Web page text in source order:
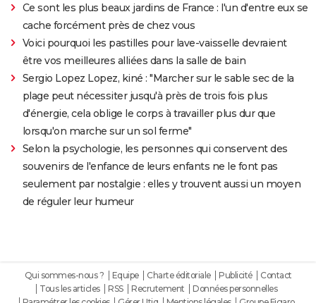
Ce sont les plus beaux jardins de France : l'un d'entre eux se
cache forcément près de chez vous
Voici pourquoi les pastilles pour lave-vaisselle devraient
être vos meilleures alliées dans la salle de bain
Sergio Lopez Lopez, kiné : "Marcher sur le sable sec de la
plage peut nécessiter jusqu'à près de trois fois plus
d'énergie, cela oblige le corps à travailler plus dur que
lorsqu'on marche sur un sol ferme"
Selon la psychologie, les personnes qui conservent des
souvenirs de l'enfance de leurs enfants ne le font pas
seulement par nostalgie : elles y trouvent aussi un moyen
de réguler leur humeur
Qui sommes-nous ? Equipe Charte éditoriale Publicité
Contact
Tous les articles
RSS Recrutement
Données personnelles